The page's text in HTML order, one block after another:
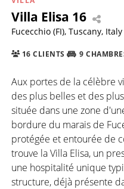
Villa Elisa 16
Fucecchio (FI), Tuscany, Italy
16 CLIENTS 9
Aux portes de la célèbre
des plus belles et des
située dans une zone
bordure du marais de
protégée et entourée de
trouve la Villa Elisa, un
une hospitalité unique
structure, déjà présente